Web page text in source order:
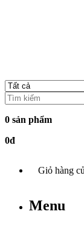
0 sản phẩm
0đ
Giỏ hàng
Menu